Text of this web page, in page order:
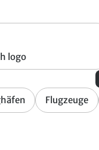
logo
Flugzeuge